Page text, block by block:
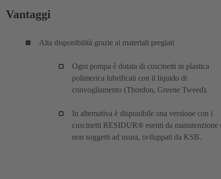
Vantaggi
Alta disponibilità grazie ai materiali pregiati
Ogni pompa è dotata di cuscinetti in plastica
polimerica lubrificati con il liquido di
convogliamento (Thordon, Greene Tweed).
In alternativa è disponibile una versione con i
cuscinetti RESIDUR® esenti da manutenzione
non soggetti ad usura, sviluppati da KSB.